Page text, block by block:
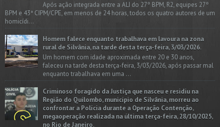
Após ação integrada entre a ALI do 27º BPM, R2, equipes 27º
BPM e 43ª CIPM/CPE, em menos de 24 horas, todos os quatro autores de um
homicídi...
Homem falece enquanto trabalhava em lavoura na zona
rural de Silvânia, na tarde desta terça-feira, 3/03/2026.
Um homem com idade aproximada entre 20 e 30 anos,
faleceu na tarde desta terça-feira, 3/03/2026, após passar mal
enquanto trabalhava em uma ...
Criminoso foragido da Justiça que nasceu e residiu na
Região do Quilombo, município de Silvânia, morreu ao
confrontar a Polícia durante a Operação Contenção,
megaoperação realizada na última terça-feira, 28/10/2025,
no Rio de Janeiro.